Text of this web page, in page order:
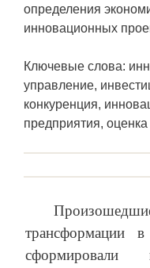
определения
инновационных
Ключевые слова:
управление,
конкуренция,
предприятия,
трансформации в
сформировали